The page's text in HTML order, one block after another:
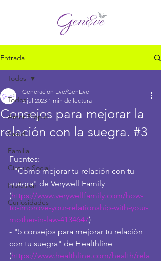
Entrada
Todos
Amor Propio
Salud
Familia
Círculo Social
Profesión
Curiosidades
Todos
Consejos para mejorar la
relación con la suegra. #3
Generacion Eve/GenEve
5 jul 2023 1 min de lectura
Fuentes:
- "Cómo mejorar tu relación con tu
suegra" de Verywell Family
(https://www.verywellfamily.com/how-
to-improve-your-relationship-with-your-
mother-in-law-4134647)
- "5 consejos para mejorar tu relación
con tu suegra" de Healthline
(https://www.healthline.com/health/rela